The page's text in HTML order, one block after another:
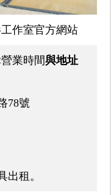
作室官方網站
業時間與地址
78號
出租。